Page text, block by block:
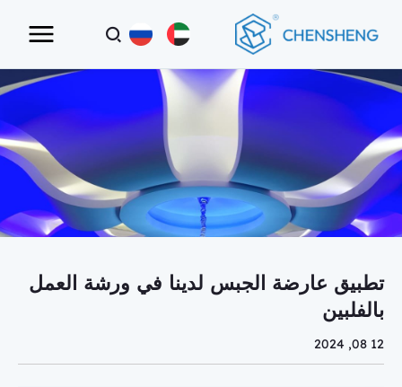
تطبيق عارضة الجبس لدينا في ورشة العمل
بالفلبين
12 08, 2024